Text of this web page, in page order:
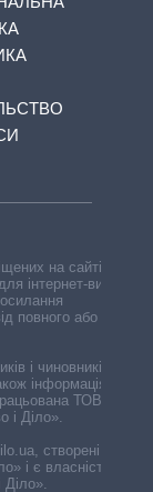
на сайті,
інтернет-видань
повного або
і чиновників,
інформація про
ТОВ «ІА
і Діло».
створені ГО
і є власністю